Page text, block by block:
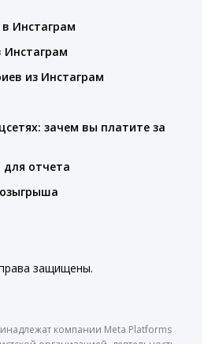
Инстаграм
Инстаграм
из Инстаграм
зачем вы платите за
для отчета
защищены.
компании Meta Platforms